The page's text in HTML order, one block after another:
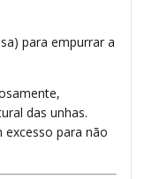
para empurrar a
das unhas.
excesso para não